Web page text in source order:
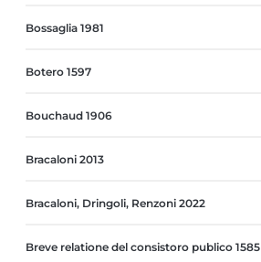
Bossaglia 1981
Botero 1597
Bouchaud 1906
Bracaloni 2013
Bracaloni, Dringoli, Renzoni 2022
Breve relatione del consistoro publico 1585